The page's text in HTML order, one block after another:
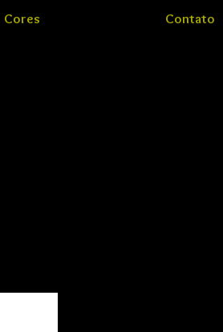
Cores Contato